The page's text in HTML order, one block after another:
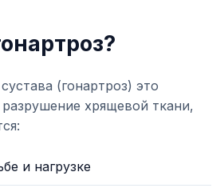
(гонартроз) это
хрящевой ткани,
и нагрузке